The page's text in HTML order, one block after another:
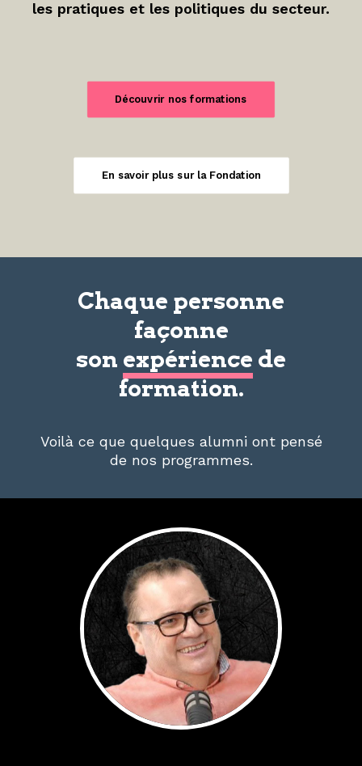
les pratiques et les politiques du secteur.
Découvrir nos formations
En savoir plus sur la Fondation
Chaque personne
façonne
son expérience de
formation.
Voilà ce que quelques alumni ont pensé
de nos programmes.